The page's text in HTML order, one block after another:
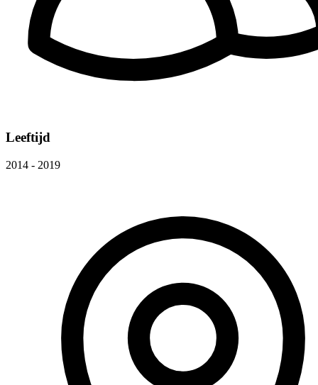
Leeftijd
2014 - 2019